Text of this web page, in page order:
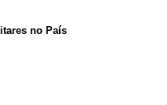
no País